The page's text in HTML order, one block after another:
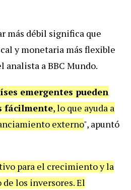
más débil significa que
y monetaria más flexible
analista a BBC Mundo.
emergentes pueden
fácilmente, lo que ayuda a
externo", apuntó
para el crecimiento y la
los inversores. El